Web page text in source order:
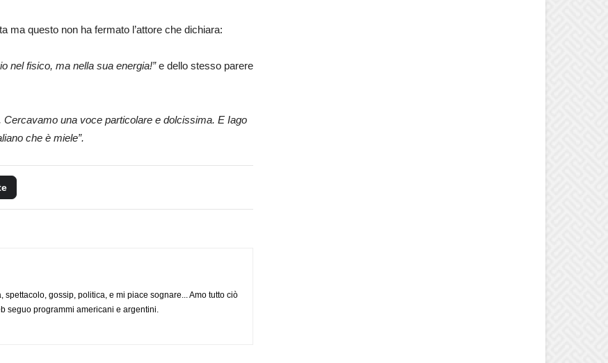
ma questo non ha fermato l’attore che dichiara:
nel fisico, ma nella sua energia!”e dello stesso parere
Cercavamo una voce particolare e dolcissima. E Iago
che è miele”.
spettacolo, gossip, politica, e mi piace sognare... Amo tutto ciò
seguo programmi americani e argentini.